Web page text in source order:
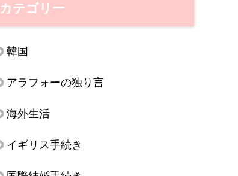
カテゴリー
韓国
アラフォーの独り言
海外生活
イギリス手続き